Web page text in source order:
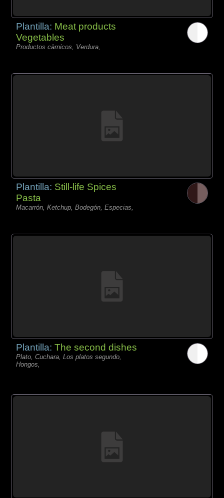
Plantilla: Meat products
Vegetables
Productos càrnicos, Verdura,
Plantilla: Still-life Spices
Pasta
Macarrón, Ketchup, Bodegón, Especias,
Plantilla:The second dishes
Plato, Cuchara, Los platos segundo,
Hongos,